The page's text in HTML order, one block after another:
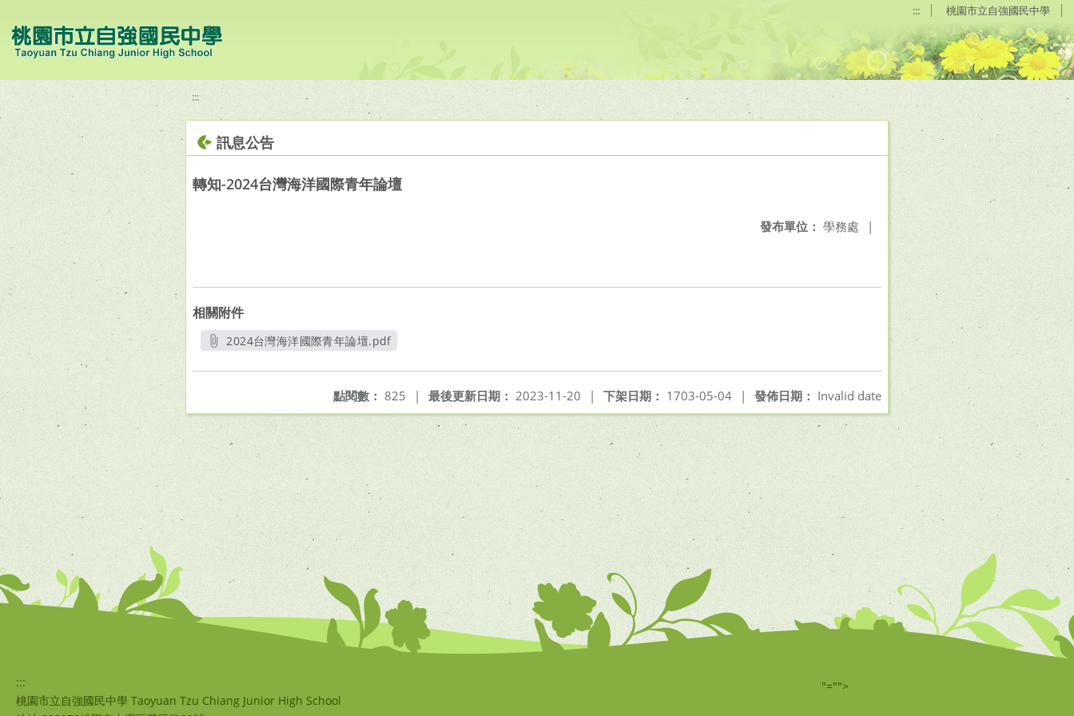
::: 桃園市立自強國民中學
:::
訊息公告
轉知-2024台灣海洋國際青年論壇
發布單位： 學務處 |
相關附件
2024台灣海洋國際青年論壇.pdf
發佈日期： Invalid date
下架日期： 1703-05-04 |
最後更新日期： 2023-11-20 |
點閱數： 825 |
:::
桃園市立自強國民中學 Taoyuan Tzu Chiang Junior High School
"="">